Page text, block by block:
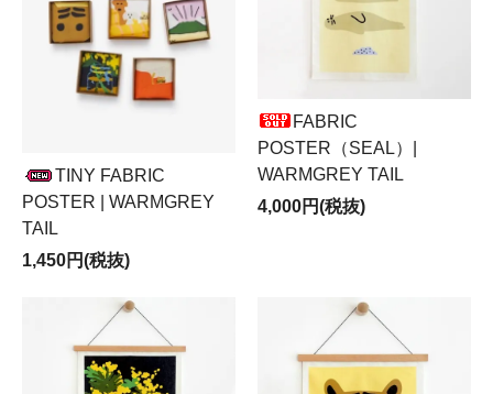
TINY FABRIC
POSTER | WARMGREY
TAIL
1,450円(税抜)
FABRIC
POSTER（SEAL）|
WARMGREY TAIL
4,000円(税抜)